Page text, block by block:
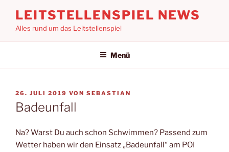
Inhalt
springen
LEITSTELLENSPIEL NEWS
Alles rund um das Leitstellenspiel
Menü
VERÖFFENTLICHT
AM
26. JULI 2019 VON SEBASTIAN
Badeunfall
Na? Warst Du auch schon Schwimmen? Passend zum
Wetter haben wir den Einsatz „Badeunfall“ am POI